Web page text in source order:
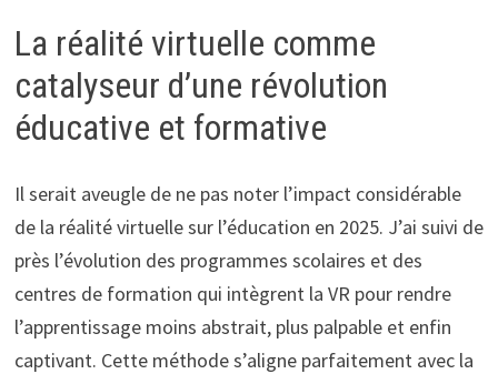
La réalité virtuelle comme
catalyseur d’une révolution
éducative et formative
Il serait aveugle de ne pas noter l’impact considérable
de la réalité virtuelle sur l’éducation en 2025. J’ai suivi de
près l’évolution des programmes scolaires et des
centres de formation qui intègrent la VR pour rendre
l’apprentissage moins abstrait, plus palpable et enfin
captivant. Cette méthode s’aligne parfaitement avec la